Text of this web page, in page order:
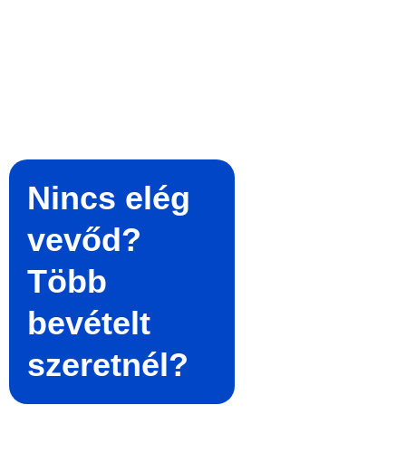
Nincs elég
vevőd?
Több
bevételt
szeretnél?